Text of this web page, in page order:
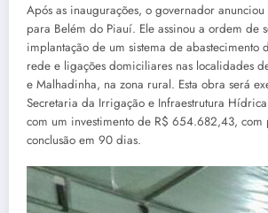
Após as inaugurações, o governador anunciou
para Belém do Piauí. Ele assinou a ordem de
implantação de um sistema de abastecimento
rede e ligações domiciliares nas localidades
e Malhadinha, na zona rural. Esta obra será
Secretaria da Irrigação e Infraestrutura
com um investimento de R$ 654.682,43, com
conclusão em 90 dias.